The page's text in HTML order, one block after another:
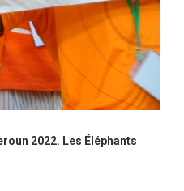
2022. Les Éléphants